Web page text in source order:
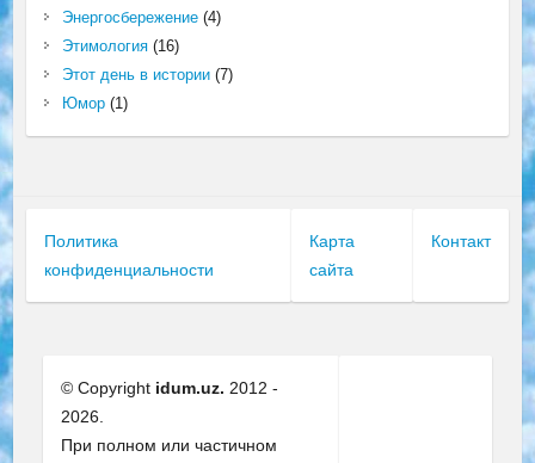
Энергосбережение(4)
Этимология(16)
Этот день в истории(7)
Юмор(1)
Политика
конфиденциальности
Карта
сайта
Контакт
© Copyright idum.uz. 2012 -
2026.
При полном или частичном